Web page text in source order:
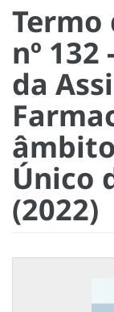
Termo
nº
da
Único
(2022)